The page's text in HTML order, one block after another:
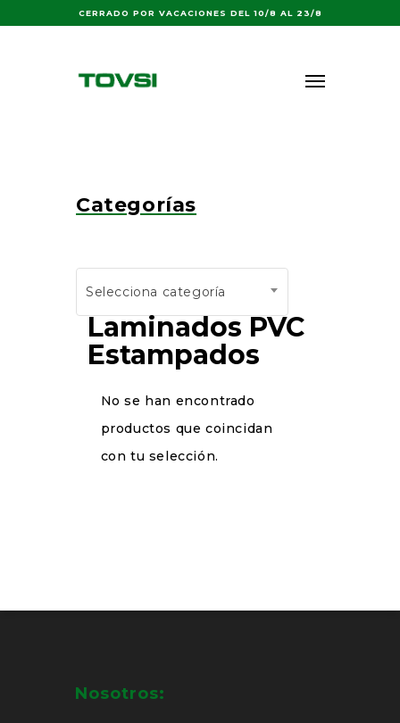
CERRADO POR VACACIONES DEL 10/8 AL 23/8
Categorías
Selecciona categoría
Laminados PVC
Estampados
No se han encontrado
productos que coincidan
con tu selección.
Nosotros: